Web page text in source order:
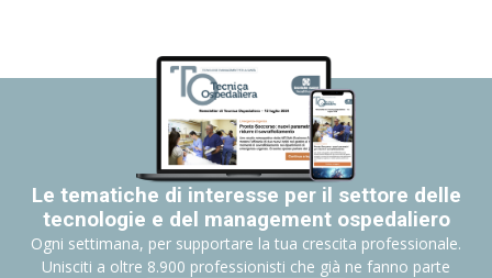
Le tematiche di interesse per il settore delle
tecnologie e del management ospedaliero
Ogni settimana, per supportare la tua crescita professionale.
Unisciti a oltre 8.900 professionisti che già ne fanno parte